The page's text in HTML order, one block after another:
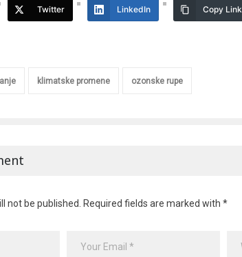
Twitter LinkedIn Copy Link
klimatske promene ozonske rupe
not be published. Required fields are marked with *